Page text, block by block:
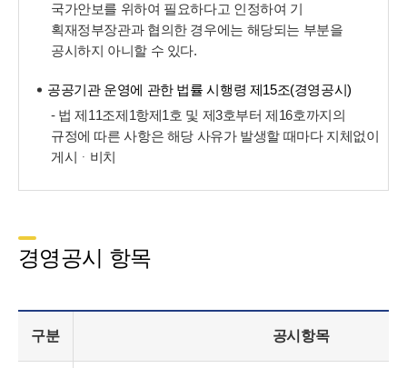
국가안보를 위하여 필요하다고 인정하여 기
획재정부장관과 협의한 경우에는 해당되는 부분을
공시하지 아니할 수 있다.
공공기관 운영에 관한 법률 시행령 제15조(경영공시)
- 법 제11조제1항제1호 및 제3호부터 제16호까지의
규정에 따른 사항은 해당 사유가 발생할 때마다 지체없이
게시ᆞ비치
경영공시 항목
구분 공시항목